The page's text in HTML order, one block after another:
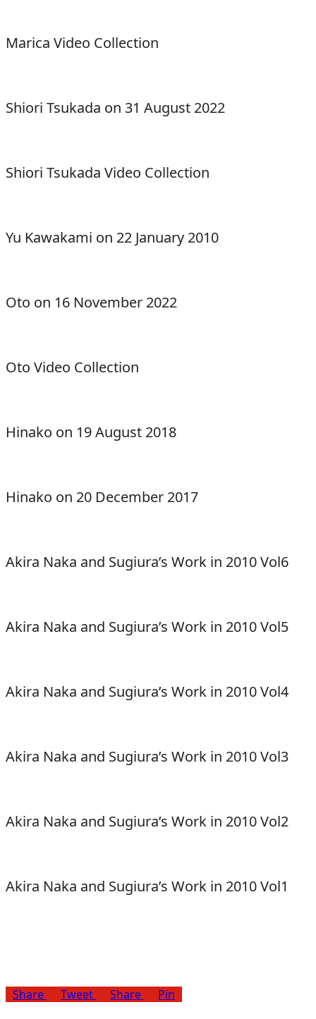
Marica Video Collection
Shiori Tsukada on 31 August 2022
Shiori Tsukada Video Collection
Yu Kawakami on 22 January 2010
Oto on 16 November 2022
Oto Video Collection
Hinako on 19 August 2018
Hinako on 20 December 2017
Akira Naka and Sugiura’s Work in 2010 Vol6
Akira Naka and Sugiura’s Work in 2010 Vol5
Akira Naka and Sugiura’s Work in 2010 Vol4
Akira Naka and Sugiura’s Work in 2010 Vol3
Akira Naka and Sugiura’s Work in 2010 Vol2
Akira Naka and Sugiura’s Work in 2010 Vol1
Share Tweet Share Pin